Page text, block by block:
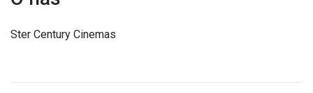
Ster Century Cinemas